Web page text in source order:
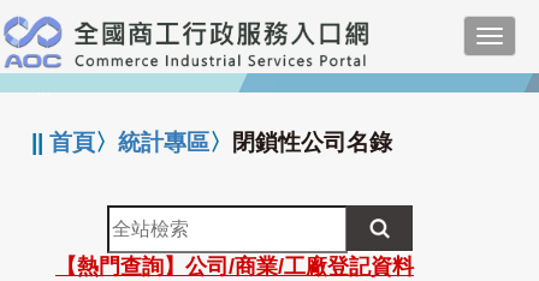
跳
到
主
要
:::
||首頁〉統計專區〉 閉鎖性公司名錄
全
站
檢
【熱門查詢】公司/商業/工廠登記資料